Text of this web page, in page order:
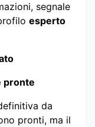
segnale
esperto
pronte
da
pronti, ma il